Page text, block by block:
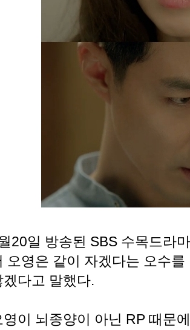
20일 방송된 SBS 수목드라
오영은 같이 자겠다는 오수
겠다고 말했다.
영이 뇌종양이 아닌 RP 때문